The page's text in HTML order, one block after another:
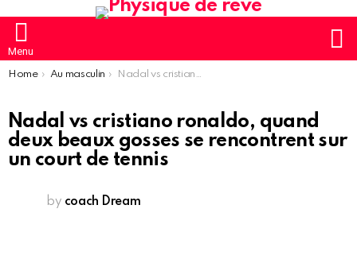
Menu
You are here:
Home Au masculin Nadal vs cristiano ronaldo, quand deux beaux gosses se rencontrent sur un court de tennis
Nadal vs cristiano ronaldo, quand
deux beaux gosses se rencontrent sur
un court de tennis
by coach Dream